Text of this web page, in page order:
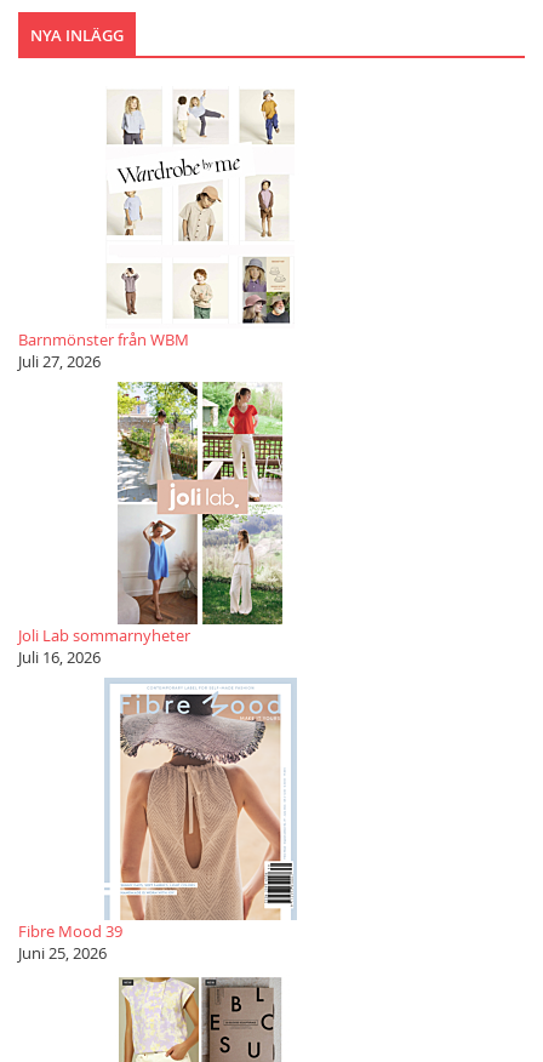
NYA INLÄGG
Barnmönster från WBM
Juli 27, 2026
Joli Lab sommarnyheter
Juli 16, 2026
Fibre Mood 39
Juni 25, 2026